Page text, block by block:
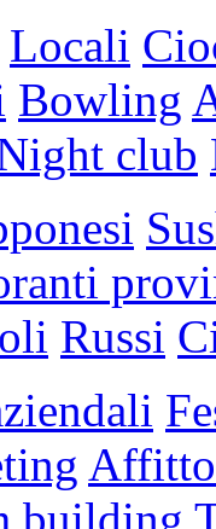
Locali
Bowling
club
Russi
building